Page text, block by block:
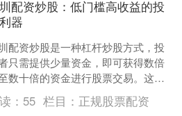
配资炒股：低门槛高收益的投
器
配资炒股是一种杠杆炒股方式，投
只需提供少量资金，即可获得数倍
数十倍的资金进行股票交易。这种
的门槛较低股票杠杆配资，即使是
不足的投资者也能参与....
： 55 栏目： 正规股票配资